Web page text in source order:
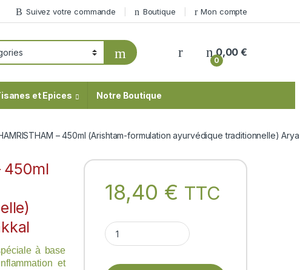
Suivez votre commande Boutique Mon compte
My Account
0
0,00€
et Epices Notre Boutique
– 450ml (Arishtam-formulation ayurvédique traditionnelle)
450ml
à base
et
18,40 € TTC
AMRITHAMRISTHAM - 450ml (Arishtam-